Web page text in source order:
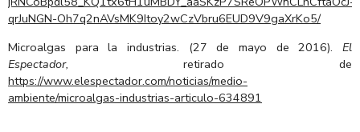
qrJuNGN-Oh7q2nAVsMK9Itoy2wCzVbru6EUD9V9gaXrKo5/
Microalgas para la industrias. (27 de mayo de 2016). El
Espectador, retirado de
https://www.elespectador.com/noticias/medio-
ambiente/microalgas-industrias-articulo-634891